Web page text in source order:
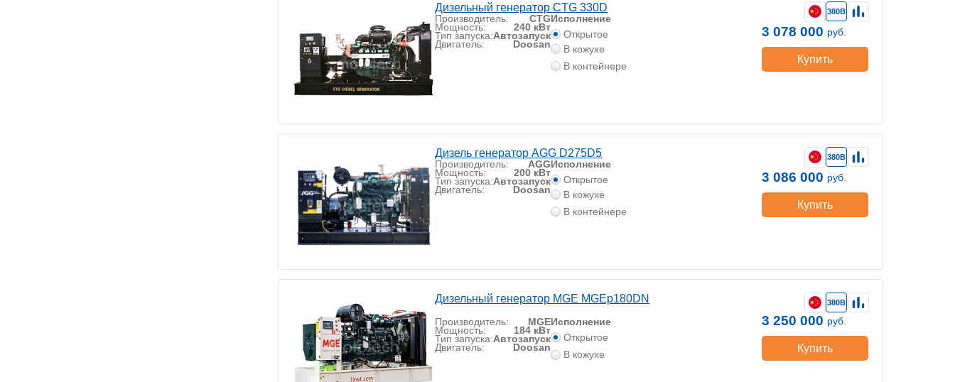
Дизельный генератор CTG 330D
Производитель: CTG
Мощность: 240 кВт
Тип запуска:Автозапуск
Двигатель: Doosan
Исполнение
Открытое
В кожухе
В контейнере
380В
3 078 000 руб.
Купить
Дизель генератор AGG D275D5
Производитель: AGG
Мощность: 200 кВт
Тип запуска:Автозапуск
Двигатель: Doosan
Исполнение
Открытое
В кожухе
В контейнере
380В
3 086 000 руб.
Купить
Дизельный генератор MGE MGEp180DN
Производитель: MGE
Мощность: 184 кВт
Тип запуска:Автозапуск
Двигатель: Doosan
Исполнение
Открытое
В кожухе
380В
3 250 000 руб.
Купить